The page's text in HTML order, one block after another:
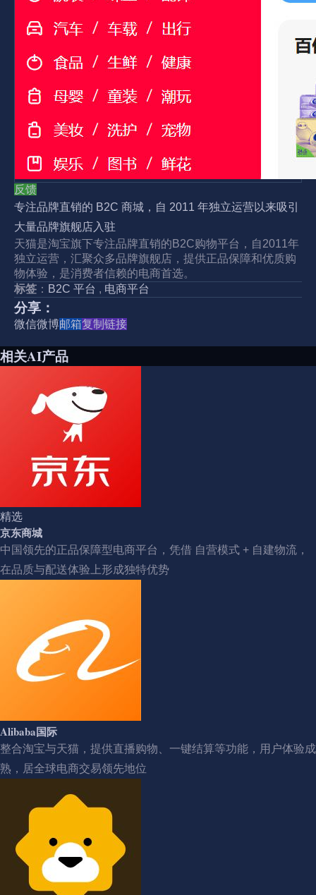
反馈
专注品牌直销的 B2C 商城，自 2011 年独立运营以来吸引
大量品牌旗舰店入驻
天猫是淘宝旗下专注品牌直销的B2C购物平台，自2011年
独立运营，汇聚众多品牌旗舰店，提供正品保障和优质购
物体验，是消费者信赖的电商首选。
标签 ： B2C 平台 , 电商平台
分享：
微信微博邮箱复制链接
相关AI产品
精选
京东商城
中国领先的正品保障型电商平台，凭借 自营模式 + 自建物流，
在品质与配送体验上形成独特优势
Alibaba国际
整合淘宝与天猫，提供直播购物、一键结算等功能，用户体验成
熟，居全球电商交易领先地位